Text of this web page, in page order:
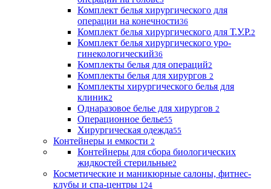
Комплект белья хирургического для
операции на конечности36
Комплект белья хирургического для Т.У.Р.2
Комплект белья хирургического уро-
гинекологический36
Комплекты белья для операций2
Комплекты белья для хирургов 2
Комплекты хирургического белья для
клиник2
Однаразовое белье для хирургов 2
Операционное белье55
Хирургическая одежда55
Контейнеры и емкости 2
Контейнеры для сбора биологических
жидкостей стерильные2
Косметические и маникюрные салоны, фитнес-
клубы и спа-центры 124